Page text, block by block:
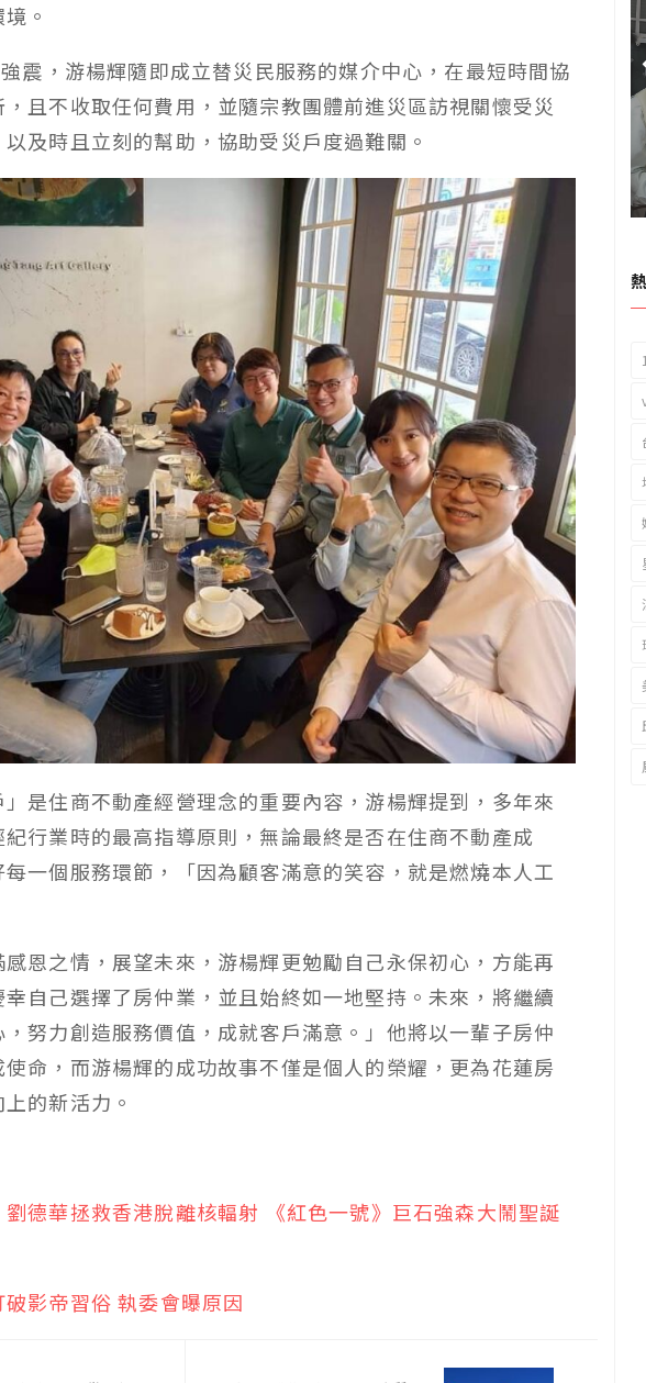
。
強震，游楊輝隨即成立替災民服務的媒介中心，在最短時間協
且不收取任何費用，並隨宗教團體前進災區訪視關懷受災
及時且立刻的幫助，協助受災戶度過難關。
」是住商不動產經營理念的重要內容，游楊輝提到，多年來
行業時的最高指導原則，無論最終是否在住商不動產成
一個服務環節，「因為顧客滿意的笑容，就是燃燒本人工
恩之情，展望未來，游楊輝更勉勵自己永保初心，方能再
自己選擇了房仲業，並且始終如一地堅持。未來，將繼續
努力創造服務價值，成就客戶滿意。」他將以一輩子房仲
命，而游楊輝的成功故事不僅是個人的榮耀，更為花蓮房
的新活力。
劉德華拯救香港脫離核輻射 《紅色一號》巨石強森大鬧聖誕
影帝習俗 執委會曝原因